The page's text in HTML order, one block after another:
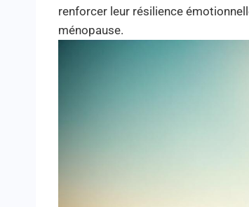
renforcer leur résilience
ménopause.